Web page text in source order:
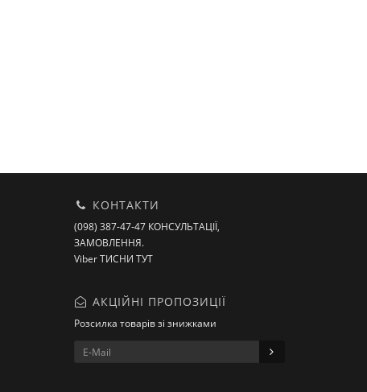
КОНТАКТИ
(098) 387-47-47 КОНСУЛЬТАЦІЇ,
ЗАМОВЛЕННЯ.
Viber ТИСНИ ТУТ
АКЦІЙНІ ПРОПОЗИЦІЇ
Розсилка товарів зі знижками